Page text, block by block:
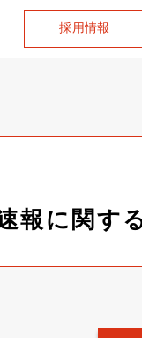
採用情報
報に関す